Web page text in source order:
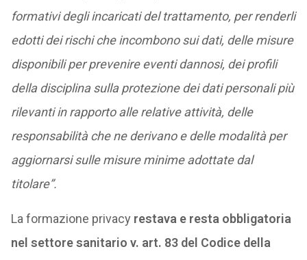
formativi degli incaricati del trattamento, per renderli
edotti dei rischi che incombono sui dati, delle misure
disponibili per prevenire eventi dannosi, dei profili
della disciplina sulla protezione dei dati personali più
rilevanti in rapporto alle relative attività, delle
responsabilità che ne derivano e delle modalità per
aggiornarsi sulle misure minime adottate dal
titolare”.
La formazione privacy restava e resta obbligatoria
nel settore sanitario v. art. 83 del Codice della